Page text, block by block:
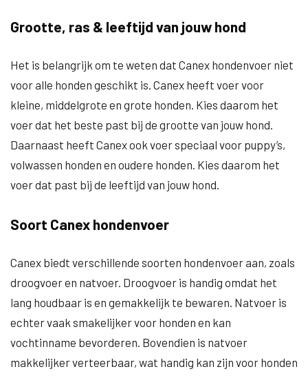
Grootte, ras & leeftijd van jouw hond
Het is belangrijk om te weten dat Canex hondenvoer niet
voor alle honden geschikt is. Canex heeft voer voor
kleine, middelgrote en grote honden. Kies daarom het
voer dat het beste past bij de grootte van jouw hond.
Daarnaast heeft Canex ook voer speciaal voor puppy’s,
volwassen honden en oudere honden. Kies daarom het
voer dat past bij de leeftijd van jouw hond.
Soort Canex hondenvoer
Canex biedt verschillende soorten hondenvoer aan, zoals
droogvoer en natvoer. Droogvoer is handig omdat het
lang houdbaar is en gemakkelijk te bewaren. Natvoer is
echter vaak smakelijker voor honden en kan
vochtinname bevorderen. Bovendien is natvoer
makkelijker verteerbaar, wat handig kan zijn voor honden